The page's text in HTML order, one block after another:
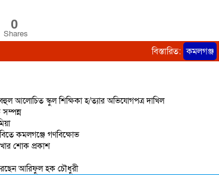
0
Shares
বিস্তারিত: কমলগঞ্জ
আলোচিত স্কুল শিক্ষিকা হ/ত্যার অভিযোগপত্র দাখিল
সম্পন্ন
কমলগঞ্জে গণবিক্ষোভ
শোক প্রকাশ
আরিফুল হক চৌধুরী